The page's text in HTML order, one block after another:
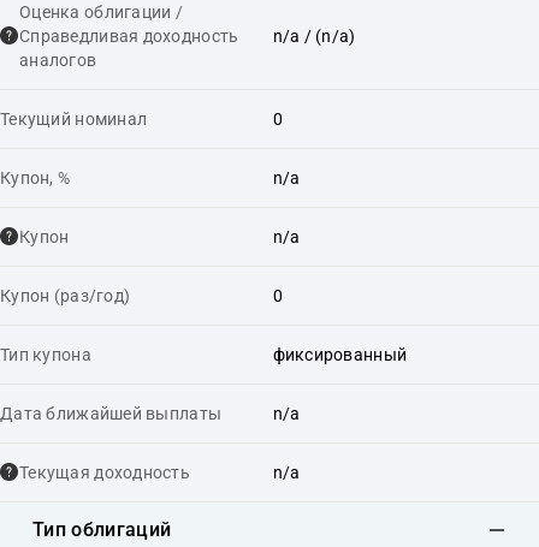
Оценка облигации /
Справедливая доходность
аналогов
n/a / (n/a)
Текущий номинал 0
Купон, % n/a
Купон n/a
Купон (раз/год) 0
Тип купона фиксированный
Дата ближайшей выплаты n/a
Текущая доходность n/a
Тип облигаций